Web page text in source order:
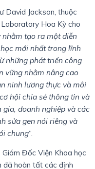
David Jackson, thuộc
Hoa Kỳ cho
tạo ra một diễn
mới nhất trong lĩnh
những phát triển công
vững nhằm nâng cao
ninh lương thực và môi
hội chia sẻ thông tin và
gia, doanh nghiệp và các
sửa gen nói riêng và
chung“.
Đốc Viện Khoa học
đã hoàn tất các định